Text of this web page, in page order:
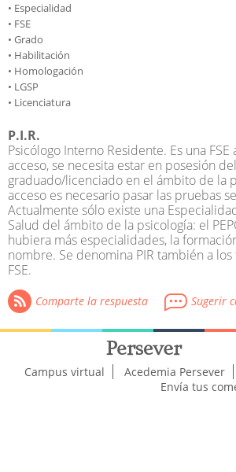
Especialidad
FSE
Grado
Habilitación
Homologación
LGSP
Licenciatura
M.P.G.S.
Máster
MECES
Mención
P.I.R.
PEPC
PESTO
PETRA
PGS
Regulada
Sanitario
P.I.R.
Psicólogo Interno Residente. Es una FSE
acceso, se necesita estar en posesión
graduado/licenciado en el ámbito de la
acceso es necesario pasar las pruebas
Actualmente sólo existe una
Salud del ámbito de la psicología: el
hubiera más especialidades, la
nombre. Se denomina PIR también a
FSE.
Comparte la respuesta Sugerir
Campus virtual Acedemia Persever
Envía tus